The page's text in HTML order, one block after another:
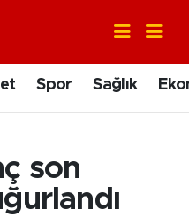
Spor Sağlık
son
ve Fikstür